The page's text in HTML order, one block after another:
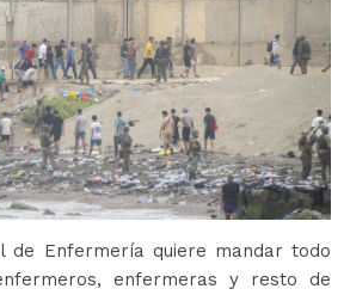
de Enfermería quiere mandar todo
enfermeras y resto de